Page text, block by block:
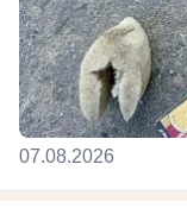
07.08.2026